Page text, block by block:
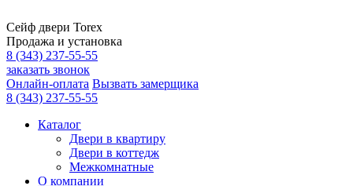
Сейф двери Torex
Продажа и установка
8 (343) 237-55-55
заказать звонок
Онлайн-оплата Вызвать замерщика
8 (343) 237-55-55
Каталог
Двери в квартиру
Двери в коттедж
Межкомнатные
О компании